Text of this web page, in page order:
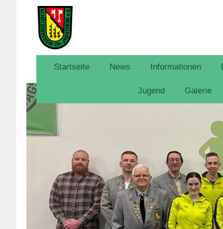
Startseite News Informationen
Jugend Galerie